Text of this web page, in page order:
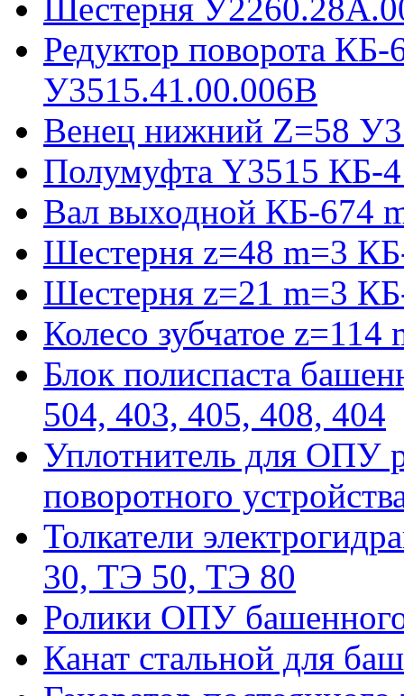
Шестерня
Редуктор поворота КБ-
У3515.41.00.006В
Венец нижний Z=58
Полумуфта Y3515 КБ-
Вал выходной КБ-674
Шестерня z=48 m=3
Шестерня z=21 m=3
Колесо зубчатое
Блок полиспаста
504, 403, 405, 408, 404
Уплотнитель для ОПУ
поворотного
Толкатели
30, ТЭ 50, ТЭ 80
Ролики ОПУ
Канат стальной для